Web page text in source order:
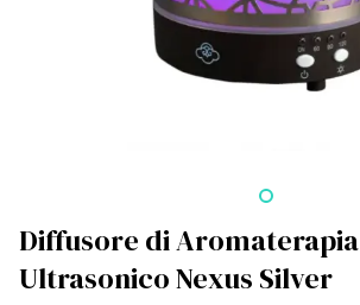
Diffusore di Aromaterapia
Ultrasonico Nexus Silver